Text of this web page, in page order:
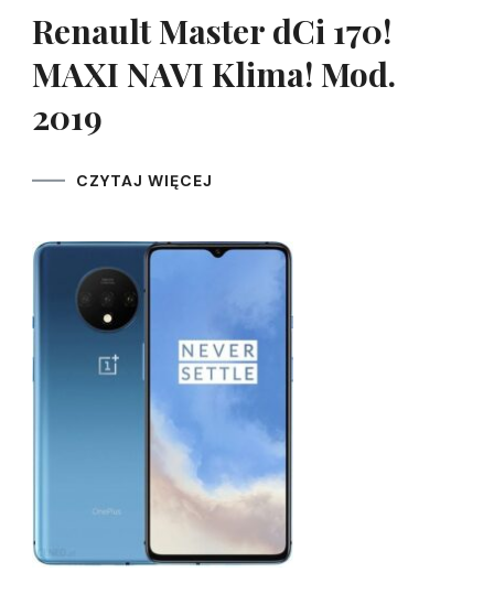
Renault Master dCi 170!
MAXI NAVI Klima! Mod.
2019
CZYTAJ WIĘCEJ